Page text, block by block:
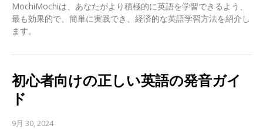
MochiMochiは、あなたがより積極的に英語を学習できるよう、
最も効果的で、簡単に実践でき、経済的な英語学習方法を紹介し
ます。
初心者向けの正しい英語の発音ガイ
ド
9月 30, 2024